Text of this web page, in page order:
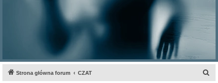
Strona główna forum CZAT